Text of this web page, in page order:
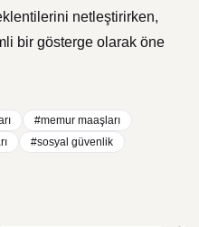
netleştirirken,
bir gösterge olarak öne
#memur maaşları
#sosyal güvenlik